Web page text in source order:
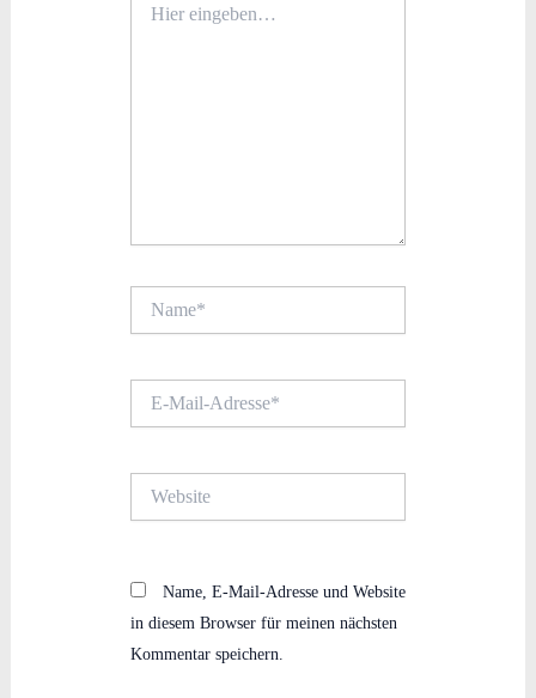
eingeben…
Mail-
Name, E-Mail-Adresse und Website
in diesem Browser für meinen nächsten
Kommentar speichern.